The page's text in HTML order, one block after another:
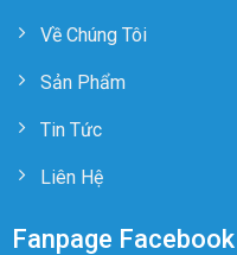
Về Chúng Tôi
Sản Phẩm
Tin Tức
Liên Hệ
Fanpage Facebook